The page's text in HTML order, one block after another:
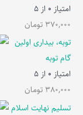
امتیاز 0 از 5
370,000 تومان
توبه، بیداری اولین
گام توبه
امتیاز 0 از 5
380,000 تومان
تسلیم نهایت اسلام